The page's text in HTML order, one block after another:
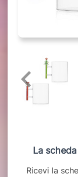
La
Ricevi la